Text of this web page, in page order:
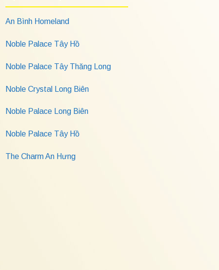
An Bình Homeland
Noble Palace Tây Hồ
Noble Palace Tây Thăng Long
Noble Crystal Long Biên
Noble Palace Long Biên
Noble Palace Tây Hồ
The Charm An Hưng